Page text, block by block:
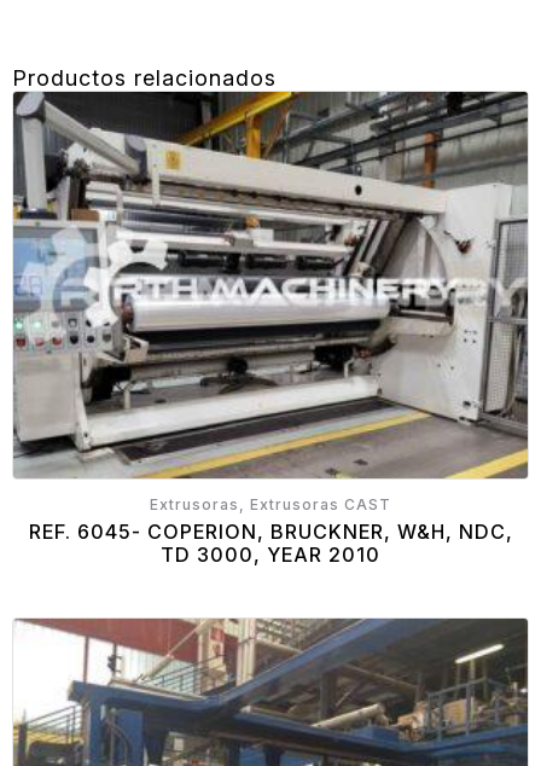
Productos relacionados
Extrusoras, Extrusoras CAST
REF. 6045- COPERION, BRUCKNER, W&H, NDC,
TD 3000, YEAR 2010